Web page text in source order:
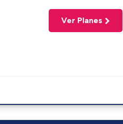
Ver Planes